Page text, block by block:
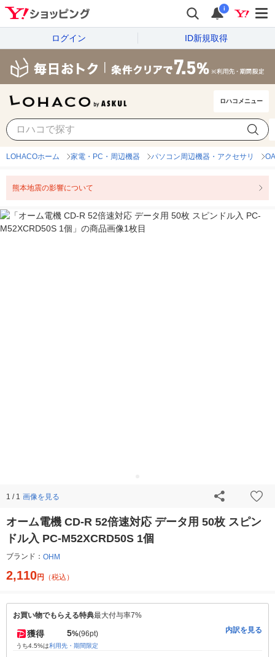
i
ログイン ID新規取得
ロハコメニュー
LOHACOホーム 家電・PC・周辺機器 パソコン周辺機器・アクセサリ
熊本地震の影響について
1 / 1 画像を見る
オーム電機 CD-R 52倍速対応 データ用 50枚 スピン
ドル入 PC-M52XCRD50S 1個
ブランド： OHM
2,110円 （税込）
お買い物でもらえる特典最大付与率7%
獲得 5%(96pt)
うち4.5%は利用先・期間限定
内訳を見る